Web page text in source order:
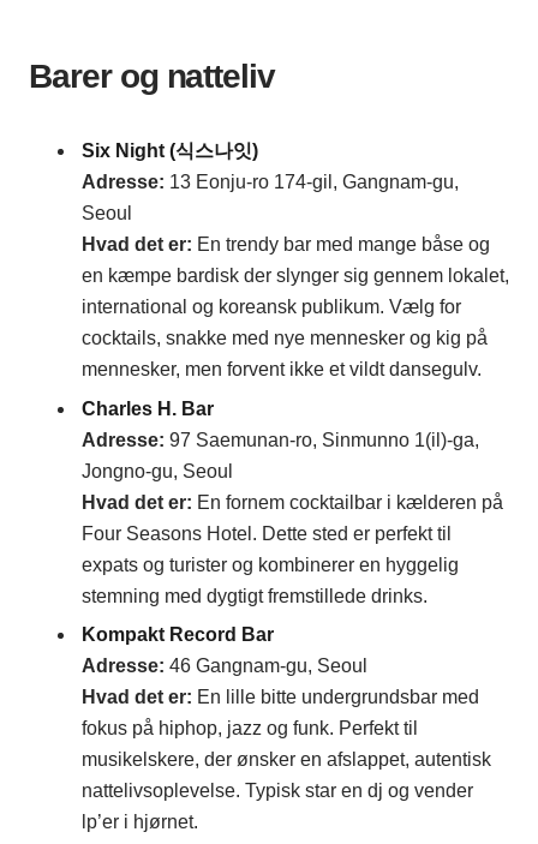
Barer og natteliv
Six Night (식스나잇)
Adresse: 13 Eonju-ro 174-gil, Gangnam-gu,
Seoul
Hvad det er: En trendy bar med mange båse og
en kæmpe bardisk der slynger sig gennem lokalet,
international og koreansk publikum. Vælg for
cocktails, snakke med nye mennesker og kig på
mennesker, men forvent ikke et vildt dansegulv.
Charles H. Bar
Adresse: 97 Saemunan-ro, Sinmunno 1(il)-ga,
Jongno-gu, Seoul
Hvad det er: En fornem cocktailbar i kælderen på
Four Seasons Hotel. Dette sted er perfekt til
expats og turister og kombinerer en hyggelig
stemning med dygtigt fremstillede drinks.
Kompakt Record Bar
Adresse: 46 Gangnam-gu, Seoul
Hvad det er: En lille bitte undergrundsbar med
fokus på hiphop, jazz og funk. Perfekt til
musikelskere, der ønsker en afslappet, autentisk
nattelivsoplevelse. Typisk star en dj og vender
lp’er i hjørnet.